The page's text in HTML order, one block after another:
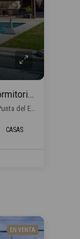
Casa en venta zona colegios 4 dormitorios en Punta del Este
William Shakespeare, Jardines de Córdoba, Punta del Este
CASAS
EN VENTA